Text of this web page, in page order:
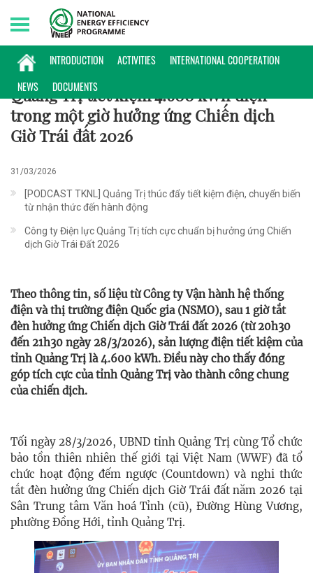
INTRODUCTION ACTIVITIES
INTERNATIONAL COOPERATION
NEWS
DOCUMENTS
Saturday, 08/08/2026 | 06:07 GMT+7
60+
Quảng Trị tiết kiệm 4.600 kWh điện
trong một giờ hưởng ứng Chiến dịch
Giờ Trái đất 2026
31/03/2026
[PODCAST TKNL] Quảng Trị thúc đẩy tiết kiệm điện, chuyển biến
từ nhận thức đến hành động
Công ty Điện lực Quảng Trị tích cực chuẩn bị hưởng ứng Chiến
dịch Giờ Trái Đất 2026
Theo thông tin, số liệu từ Công ty Vận hành hệ thống
điện và thị trường điện Quốc gia (NSMO), sau 1 giờ tắt
đèn hưởng ứng Chiến dịch Giờ Trái đất 2026 (từ 20h30
đến 21h30 ngày 28/3/2026), sản lượng điện tiết kiệm của
tỉnh Quảng Trị là 4.600 kWh. Điều này cho thấy đóng
góp tích cực của tỉnh Quảng Trị vào thành công chung
của chiến dịch.
Tối ngày 28/3/2026, UBND tỉnh Quảng Trị cùng Tổ chức
bảo tồn thiên nhiên thế giới tại Việt Nam (WWF) đã tổ
chức hoạt động đếm ngược (Countdown) và nghi thức
tắt đèn hưởng ứng Chiến dịch Giờ Trái đất năm 2026 tại
Sân Trung tâm Văn hoá Tỉnh (cũ), Đường Hùng Vương,
phường Đồng Hới, tỉnh Quảng Trị.